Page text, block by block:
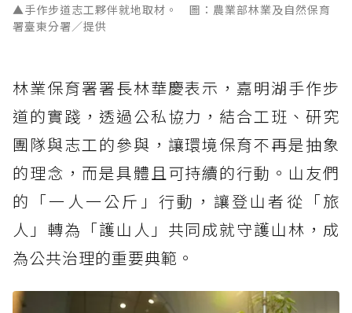
▲手作步道志工夥伴就地取材。 圖：農業部林業及自然保育
署臺東分署／提供
林業保育署署長林華慶表示，嘉明湖手作步
道的實踐，透過公私協力，結合工班、研究
團隊與志工的參與，讓環境保育不再是抽象
的理念，而是具體且可持續的行動。山友們
的「一人一公斤」行動，讓登山者從「旅
人」轉為「護山人」共同成就守護山林，成
為公共治理的重要典範。